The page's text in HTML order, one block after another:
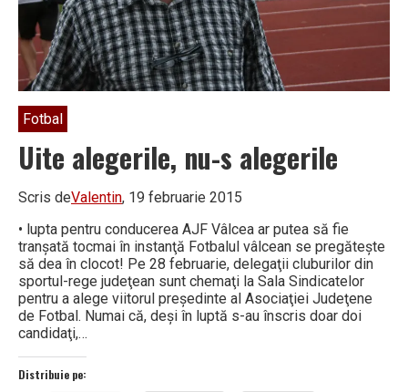
Fotbal
Uite alegerile, nu-s alegerile
Scris deValentin, 19 februarie 2015
• lupta pentru conducerea AJF Vâlcea ar putea să fie
tranşată tocmai în instanţă Fotbalul vâlcean se pregăteşte
să dea în clocot! Pe 28 februarie, delegaţii cluburilor din
sportul-rege judeţean sunt chemaţi la Sala Sindicatelor
pentru a alege viitorul preşedinte al Asociaţiei Judeţene
de Fotbal. Numai că, deşi în luptă s-au înscris doar doi
candidaţi,…
Distribuie pe: